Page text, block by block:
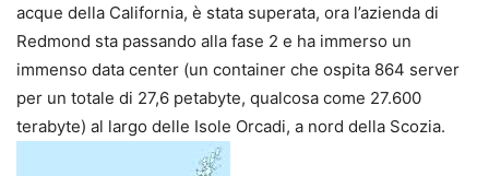
acque della California, è stata superata, ora l’azienda di
Redmond sta passando alla fase 2 e ha immerso un
immenso data center (un container che ospita 864 server
per un totale di 27,6 petabyte, qualcosa come 27.600
terabyte) al largo delle Isole Orcadi, a nord della Scozia.